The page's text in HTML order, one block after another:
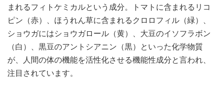
まれるフィトケミカルという成分。トマトに含まれるリコ
ピン（赤）、ほうれん草に含まれるクロロフィル（緑）、
ショウガにはショウガロール（黄）、大豆のイソフラボン
（白）、黒豆のアントシアニン（黒）といった化学物質
が、人間の体の機能を活性化させる機能性成分と言われ、
注目されています。